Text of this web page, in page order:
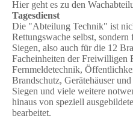
Hier geht es zu den
Tagesdienst
Die "Abteilung Technik" ist
Rettungswache selbst,
Siegen, also auch für die 12
Facheinheiten der Freiwilligen
Fernmeldetechnik,
Brandschutz, Gerätehäuser
Siegen und viele weitere
hinaus von speziell
bearbeitet.